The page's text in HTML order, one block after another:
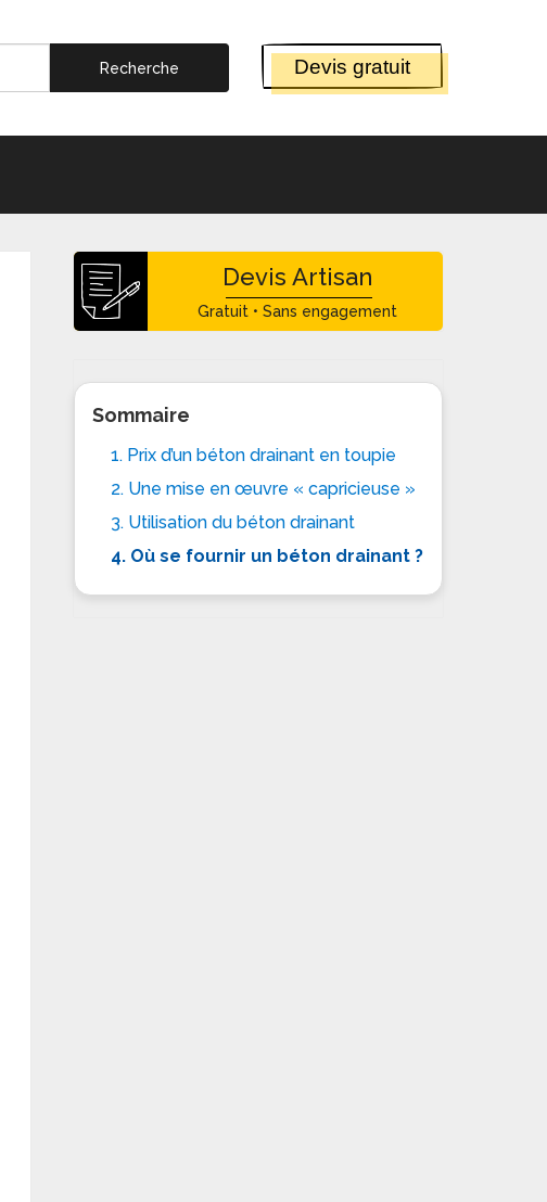
Devis gratuit
Devis Artisan
Gratuit • Sans engagement
Sommaire
1. Prix d’un béton drainant en toupie
2. Une mise en œuvre « capricieuse »
3. Utilisation du béton drainant
4. Où se fournir un béton drainant ?